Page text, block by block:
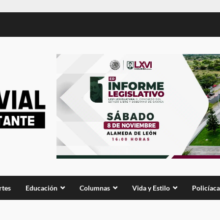
Educación Columnas Vida y Estilo Policíaca